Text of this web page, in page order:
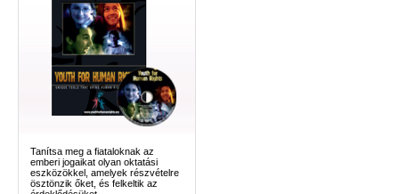
Tanítsa meg a fiataloknak az
emberi jogaikat olyan oktatási
eszközökkel, amelyek részvételre
ösztönzik őket, és felkeltik az